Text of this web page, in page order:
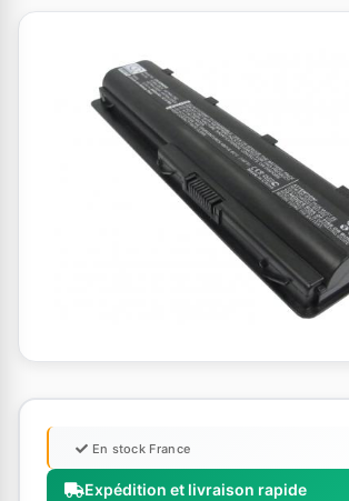
Expédition et livraison rapide
En stock France